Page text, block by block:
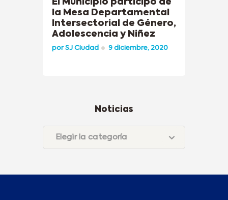
El Municipio participó de
la Mesa Departamental
Intersectorial de Género,
Adolescencia y Niñez
porSJ Ciudad 9 diciembre, 2020
Noticias